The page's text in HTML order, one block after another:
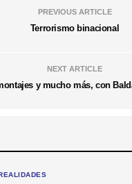
PREVIOUS ARTICLE
Terrorismo binacional
NEXT ARTICLE
y mucho más, con
REALIDADES